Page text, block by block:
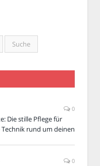
0
Die stille Pflege für
rund um deinen
0